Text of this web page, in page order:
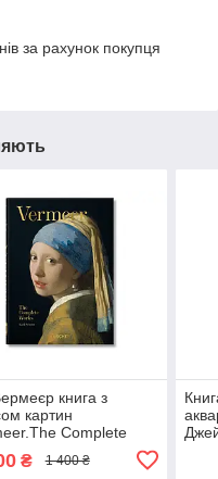
за рахунок покупця
книга з
картин
Complete
Karl Schutz Великі
книги про
₴ 1 400 ₴